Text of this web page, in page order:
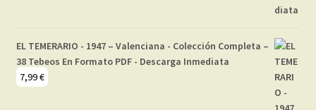
EL TEMERARIO - 1947 – Valenciana - Colección Completa –
38 Tebeos En Formato PDF - Descarga Inmediata
7,99€